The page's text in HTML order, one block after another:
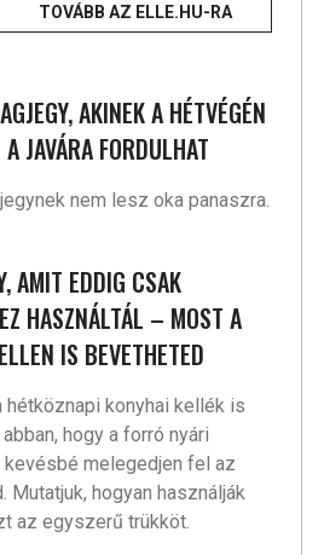
TOVÁBB AZ ELLE.HU-RA
AKINEK A HÉTVÉGÉN
JAVÁRA FORDULHAT
nem lesz oka panaszra.
AMIT EDDIG CSAK
HASZNÁLTÁL – MOST A
IS BEVETHETED
hétköznapi konyhai kellék is
hogy a forró nyári
kevésbé melegedjen fel az
Mutatjuk, hogyan használják
az egyszerű trükköt.